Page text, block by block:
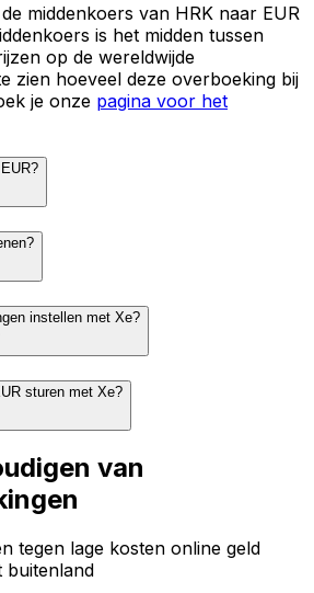
middenkoers van HRK naar EUR
is het midden tussen
op de wereldwijde
zien hoeveel deze overboeking bij
je onze pagina voor het
instellen met Xe?
sturen met Xe?
van
tegen lage kosten online geld
buitenland